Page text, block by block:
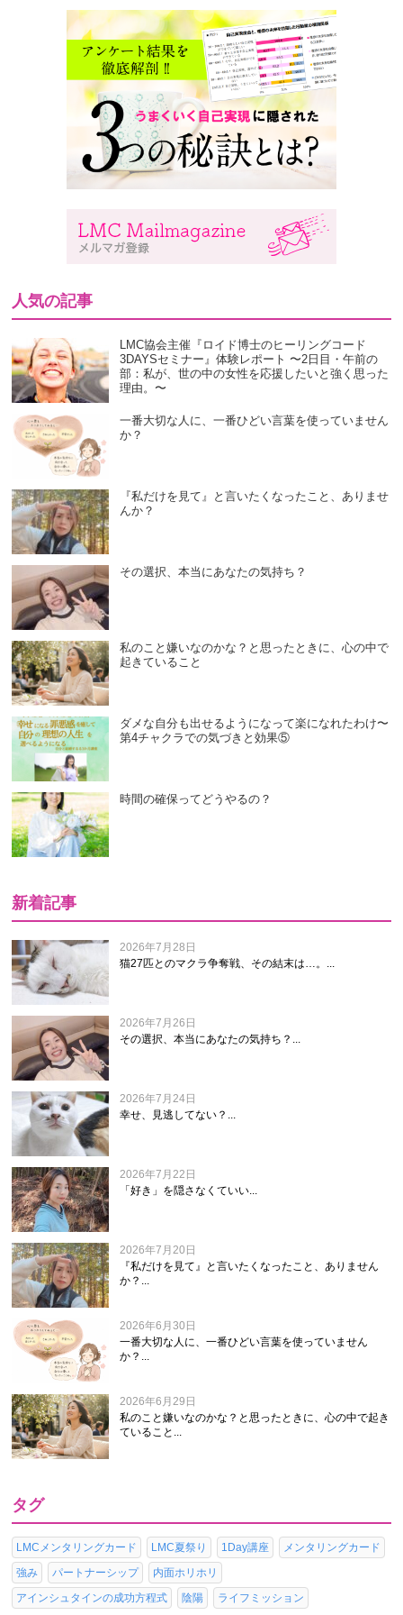
人気の記事
LMC協会主催『ロイド博士のヒーリングコード
3DAYSセミナー』体験レポート 〜2日目・午前の
部：私が、世の中の女性を応援したいと強く思った
理由。〜
一番大切な人に、一番ひどい言葉を使っていません
か？
『私だけを見て』と言いたくなったこと、ありませ
んか？
その選択、本当にあなたの気持ち？
私のこと嫌いなのかな？と思ったときに、心の中で
起きていること
ダメな自分も出せるようになって楽になれたわけ〜
第4チャクラでの気づきと効果⑤
時間の確保ってどうやるの？
新着記事
2026年7月28日
猫27匹とのマクラ争奪戦、その結末は…。...
2026年7月26日
その選択、本当にあなたの気持ち？...
2026年7月24日
幸せ、見逃してない？...
2026年7月22日
「好き」を隠さなくていい...
2026年7月20日
『私だけを見て』と言いたくなったこと、ありません
か？...
2026年6月30日
一番大切な人に、一番ひどい言葉を使っていません
か？...
2026年6月29日
私のこと嫌いなのかな？と思ったときに、心の中で起き
ていること...
タグ
LMCメンタリングカード LMC夏祭り 1Day講座
メンタリングカード
強み
パートナーシップ
内面ホリホリ
アインシュタインの成功方程式
陰陽 ライフミッション